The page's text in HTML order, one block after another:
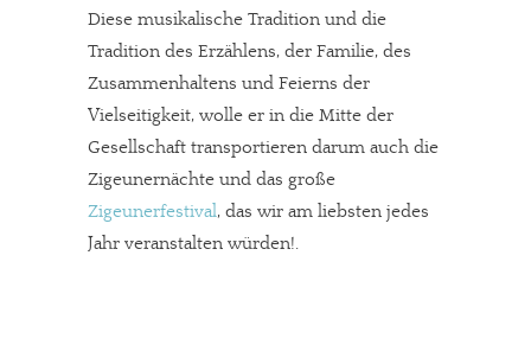
Diese musikalische Tradition und die
Tradition des Erzählens, der Familie, des
Zusammenhaltens und Feierns der
Vielseitigkeit, wolle er in die Mitte der
Gesellschaft transportieren darum auch die
Zigeunernächte und das große
Zigeunerfestival, das wir am liebsten jedes
Jahr veranstalten würden!.